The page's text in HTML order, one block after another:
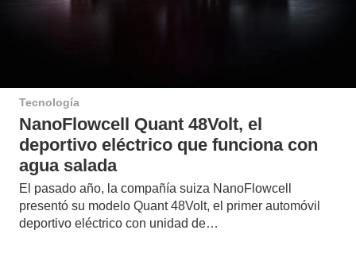
Tecnología
NanoFlowcell Quant 48Volt, el
deportivo eléctrico que funciona con
agua salada
El pasado año, la compañía suiza NanoFlowcell
presentó su modelo Quant 48Volt, el primer automóvil
deportivo eléctrico con unidad de…